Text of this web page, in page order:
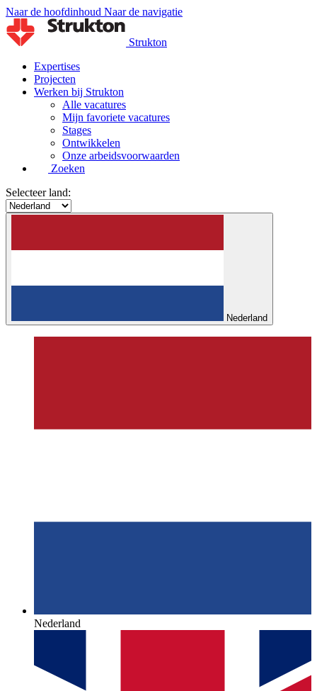
Naar de hoofdinhoud Naar de navigatie
Strukton
Expertises
Projecten
Werken bij Strukton
Alle vacatures
Mijn favoriete vacatures
Stages
Ontwikkelen
Onze arbeidsvoorwaarden
Zoeken
Selecteer land:
Nederland
Nederland